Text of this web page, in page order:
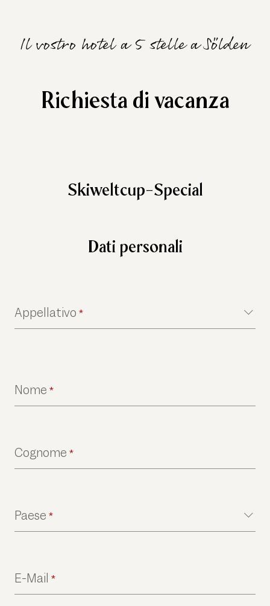
Il vostro hotel a 5 stelle a Sölden
Richiesta di vacanza
Skiweltcup-Special
Dati personali
Appellativo *
Nome *
Cognome *
Paese *
E-Mail *